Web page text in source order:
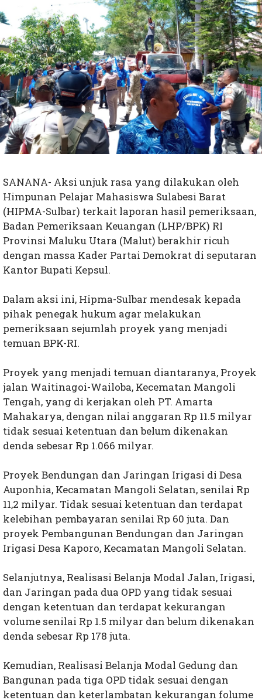
SANANA- Aksi unjuk rasa yang dilakukan oleh
Himpunan Pelajar Mahasiswa Sulabesi Barat
(HIPMA-Sulbar) terkait laporan hasil pemeriksaan,
Badan Pemeriksaan Keuangan (LHP/BPK) RI
Provinsi Maluku Utara (Malut) berakhir ricuh
dengan massa Kader Partai Demokrat di seputaran
Kantor Bupati Kepsul.
Dalam aksi ini, Hipma-Sulbar mendesak kepada
pihak penegak hukum agar melakukan
pemeriksaan sejumlah proyek yang menjadi
temuan BPK-RI.
Proyek yang menjadi temuan diantaranya, Proyek
jalan Waitinagoi-Wailoba, Kecematan Mangoli
Tengah, yang di kerjakan oleh PT. Amarta
Mahakarya, dengan nilai anggaran Rp 11.5 milyar
tidak sesuai ketentuan dan belum dikenakan
denda sebesar Rp 1.066 milyar.
Proyek Bendungan dan Jaringan Irigasi di Desa
Auponhia, Kecamatan Mangoli Selatan, senilai Rp
11,2 milyar. Tidak sesuai ketentuan dan terdapat
kelebihan pembayaran senilai Rp 60 juta. Dan
proyek Pembangunan Bendungan dan Jaringan
Irigasi Desa Kaporo, Kecamatan Mangoli Selatan.
Selanjutnya, Realisasi Belanja Modal Jalan, Irigasi,
dan Jaringan pada dua OPD yang tidak sesuai
dengan ketentuan dan terdapat kekurangan
volume senilai Rp 1.5 milyar dan belum dikenakan
denda sebesar Rp 178 juta.
Kemudian, Realisasi Belanja Modal Gedung dan
Bangunan pada tiga OPD tidak sesuai dengan
ketentuan dan keterlambatan kekurangan folume